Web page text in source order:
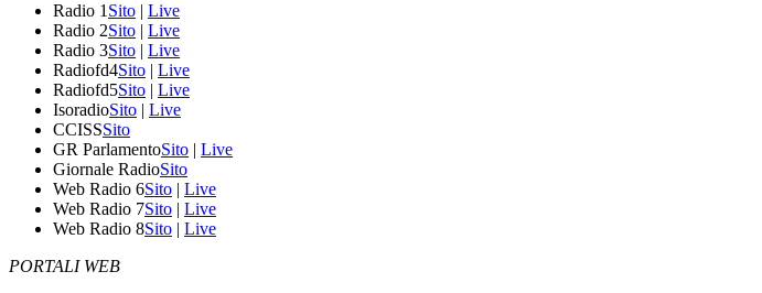
Radio 1 Sito | Live
Radio 2Sito | Live
Radio 3Sito | Live
Radiofd4Sito | Live
Radiofd5Sito | Live
IsoradioSito | Live
CCISSSito
GR ParlamentoSito | Live
Giornale RadioSito
Web Radio 6Sito | Live
Web Radio 7Sito | Live
Web Radio 8Sito | Live
PORTALI WEB